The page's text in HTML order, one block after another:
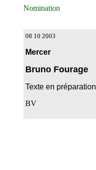
Nomination
08 10 2003
Mercer
Bruno Fourage
Texte en préparation
BV